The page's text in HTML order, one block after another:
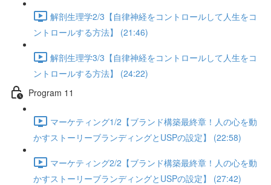
解剖生理学2/3【自律神経をコントロールして人生をコ
ントロールする方法】 (21:46)
解剖生理学3/3【自律神経をコントロールして人生をコ
ントロールする方法】 (24:22)
Program 11
マーケティング1/2【ブランド構築最終章！人の心を動
かすストーリーブランディングとUSPの設定】 (22:58)
マーケティング2/2【ブランド構築最終章！人の心を動
かすストーリーブランディングとUSPの設定】 (27:42)